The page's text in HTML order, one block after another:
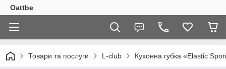
Oattbe
Товари та послуги L-club Кухонна губка «Elastic